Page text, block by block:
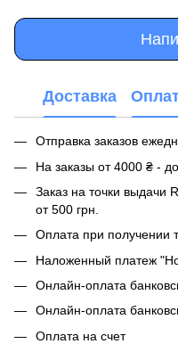
Доставка
Отправка заказов
На заказы от 4000 ₴ -
Заказ на точки выдачи
от 500 грн.
Оплата при получении
Наложенный платеж
Онлайн-оплата
Онлайн-оплата
Оплата на счет